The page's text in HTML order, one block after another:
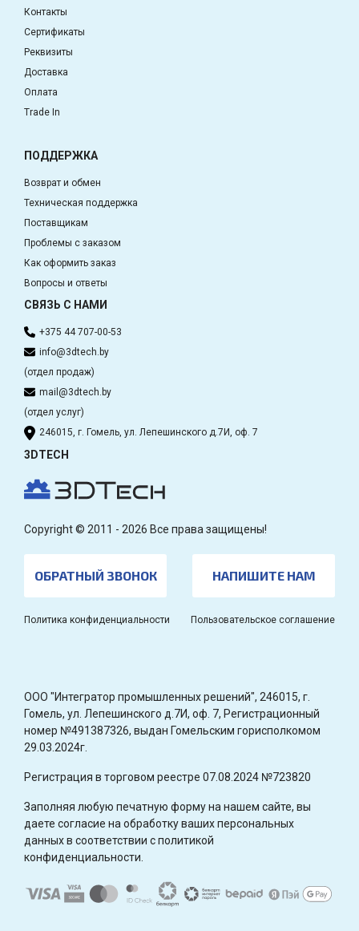
Контакты
Сертификаты
Реквизиты
Доставка
Оплата
Trade In
ПОДДЕРЖКА
Возврат и обмен
Техническая поддержка
Поставщикам
Проблемы с заказом
Как оформить заказ
Вопросы и ответы
СВЯЗЬ С НАМИ
+375 44 707-00-53
info@3dtech.by
(отдел продаж)
mail@3dtech.by
(отдел услуг)
246015, г. Гомель, ул. Лепешинского д.7И, оф. 7
3DTECH
Copyright © 2011 - 2026 Все права защищены!
ОБРАТНЫЙ ЗВОНОК НАПИШИТЕ НАМ
Политика конфиденциальности Пользовательское соглашение
OOO "Интегратор промышленных решений", 246015, г.
Гомель, ул. Лепешинского д.7И, оф. 7, Регистрационный
номер №491387326, выдан Гомельским горисполкомом
29.03.2024г.
Регистрация в торговом реестре 07.08.2024 №723820
Заполняя любую печатную форму на нашем сайте, вы
даете согласие на обработку ваших персональных
данных в соответствии с политикой
конфиденциальности.